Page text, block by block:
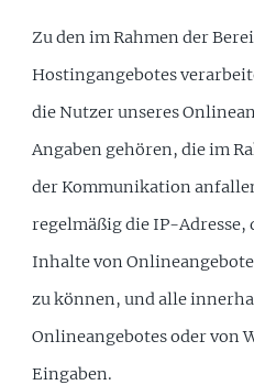
Zu den im Rahmen der
Hostingangebotes
die Nutzer unseres
Angaben gehören, die im
der Kommunikation
regelmäßig die IP-
Inhalte von
zu können, und alle
Onlineangebotes oder von
Eingaben.